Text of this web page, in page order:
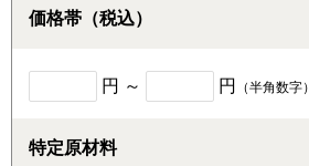
価格帯（税込）
円 ～ 円 （半角数字）
特定原材料